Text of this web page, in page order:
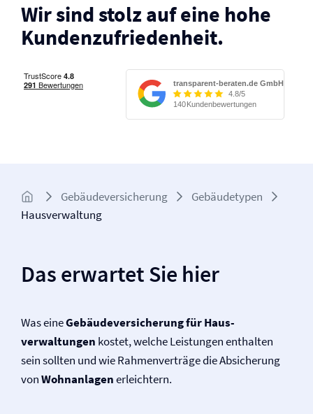
Wir sind stolz auf eine hohe
Kunden­zufriedenheit.
Gebäude­­versicherung
Gebäudetypen
Haus­verwaltung
Das erwartet Sie hier
Was eineGebäude­versicherung für Haus­
verwaltungen kostet, welche Leistungen enthalten
sein sollten und wie Rahmenverträge die Absicherung
vonWohnanlagenerleichtern.